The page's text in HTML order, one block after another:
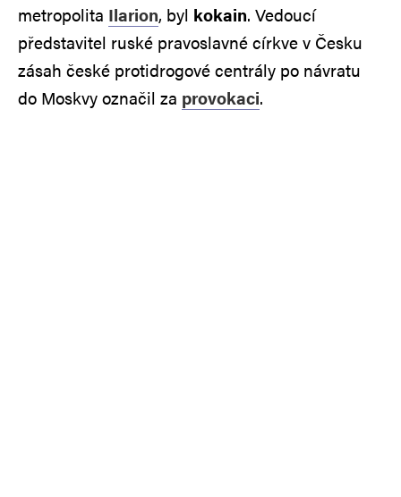
metropolita Ilarion, byl kokain. Vedoucí
představitel ruské pravoslavné církve v Česku
zásah české protidrogové centrály po návratu
do Moskvy označil za provokaci.